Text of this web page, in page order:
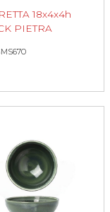
18x4x4h
PIETRA